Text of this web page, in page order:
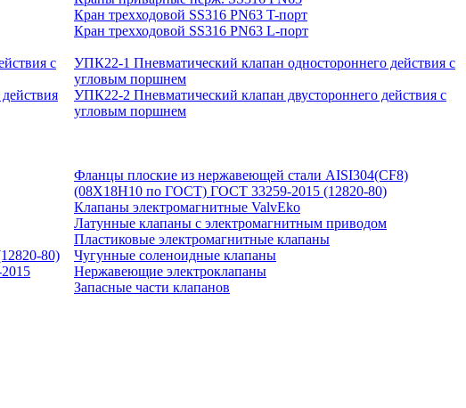
Кран трехходовой SS316 PN63 T-порт
Кран трехходовой SS316 PN63 L-порт
с
УПК22-1 Пневматический клапан одностороннего действия с
угловым поршнем
УПК22-2 Пневматический клапан двустороннего действия с
угловым поршнем
80)
Фланцы плоские из нержавеющей стали AISI304(CF8)
(08Х18Н10 по ГОСТ) ГОСТ 33259-2015 (12820-80)
Клапаны электромагнитные ValvEko
Латунные клапаны с электромагнитным приводом
Пластиковые электромагнитные клапаны
Чугунные соленоидные клапаны
Нержавеющие электроклапаны
Запасные части клапанов